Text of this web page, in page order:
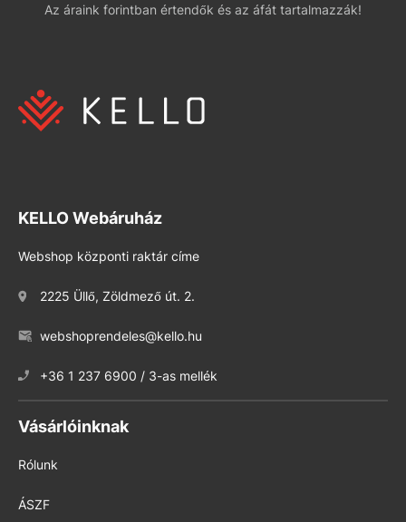
Az áraink forintban értendők és az áfát tartalmazzák!
KELLO Webáruház
Webshop központi raktár címe
2225 Üllő, Zöldmező út. 2.
webshoprendeles@kello.hu
+36 1 237 6900 / 3-as mellék
Vásárlóinknak
Rólunk
ÁSZF